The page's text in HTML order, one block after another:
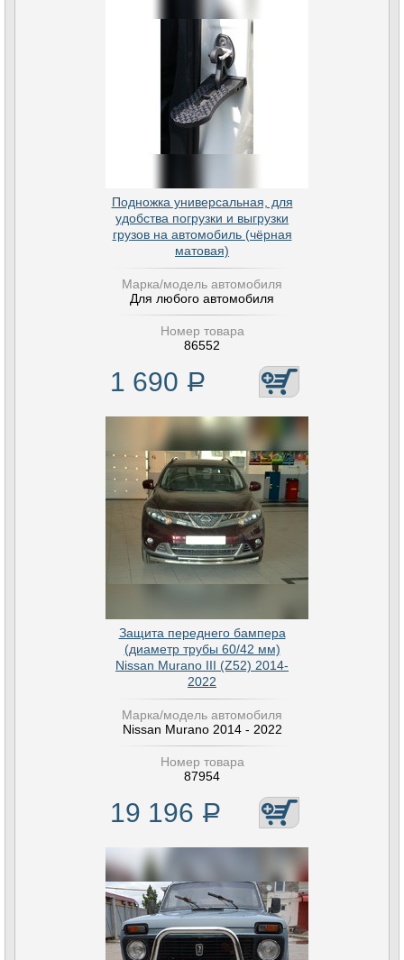
Подножка универсальная, для
удобства погрузки и выгрузки
грузов на автомобиль (чёрная
матовая)
Марка/модель автомобиля
Для любого автомобиля
Номер товара
86552
1 690 Р
Защита переднего бампера
(диаметр трубы 60/42 мм)
Nissan Murano III (Z52) 2014-
2022
Марка/модель автомобиля
Nissan Murano 2014 - 2022
Номер товара
87954
19 196 Р